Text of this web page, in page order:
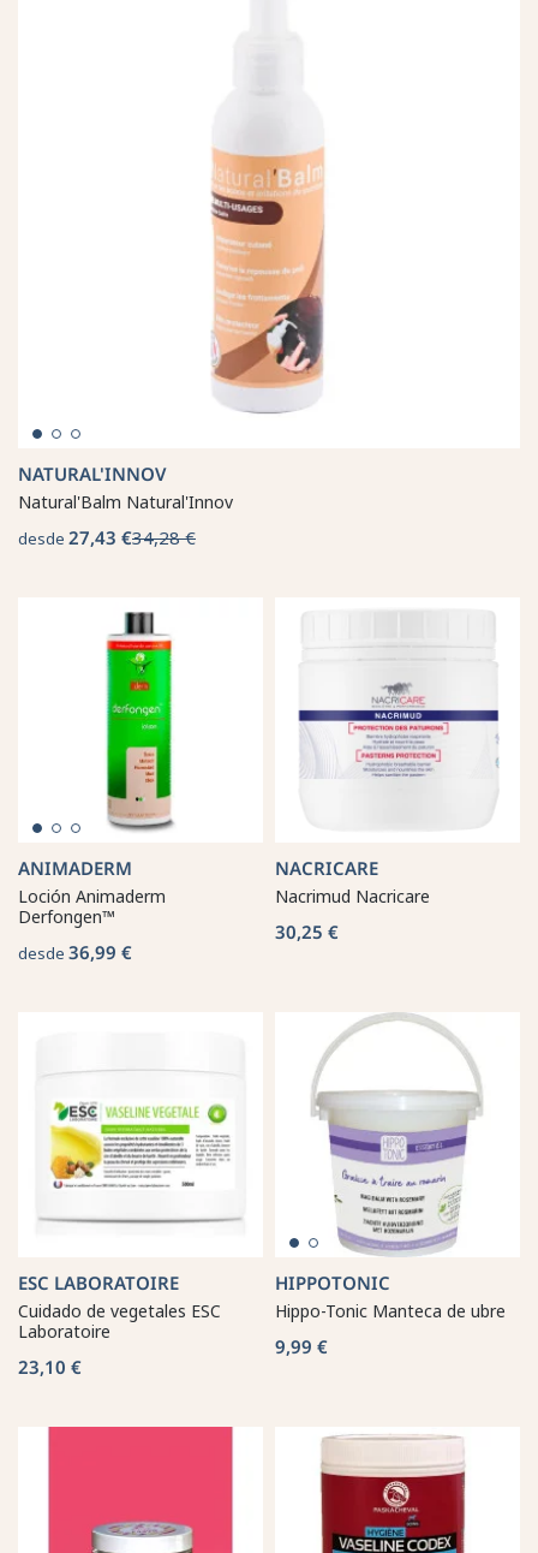
NATURAL'INNOV
Natural'Balm Natural'Innov
desde 27,43 €34,28 €
ANIMADERM
Loción Animaderm
Derfongen™
desde 36,99 €
NACRICARE
Nacrimud Nacricare
30,25 €
ESC LABORATOIRE
Cuidado de vegetales ESC
Laboratoire
23,10 €
HIPPOTONIC
Hippo-Tonic Manteca de ubre
9,99 €